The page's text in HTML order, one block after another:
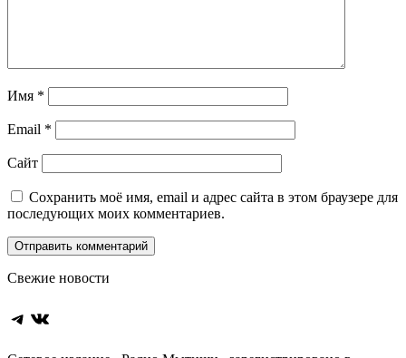
Имя *
Email *
Сайт
Сохранить моё имя, email и адрес сайта в этом браузере для
последующих моих комментариев.
Свежие новости
Telegram
ВКонтакте